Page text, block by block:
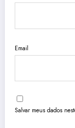
Email
Salvar meus dados